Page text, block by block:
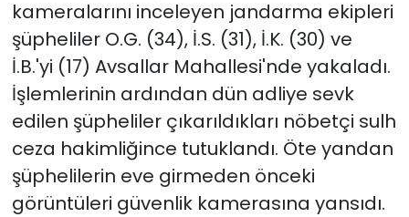
kameralarını inceleyen jandarma ekipleri
şüpheliler O.G. (34), İ.S. (31), İ.K. (30) ve
İ.B.'yi (17) Avsallar Mahallesi'nde yakaladı.
İşlemlerinin ardından dün adliye sevk
edilen şüpheliler çıkarıldıkları nöbetçi sulh
ceza hakimliğince tutuklandı. Öte yandan
şüphelilerin eve girmeden önceki
görüntüleri güvenlik kamerasına yansıdı.